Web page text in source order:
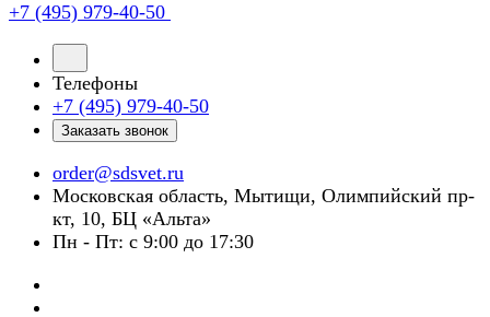
+7 (495) 979-40-50
Телефоны
+7 (495) 979-40-50
Заказать звонок
order@sdsvet.ru
Московская область, Мытищи, Олимпийский пр-
кт, 10, БЦ «Альта»
Пн - Пт: с 9:00 до 17:30